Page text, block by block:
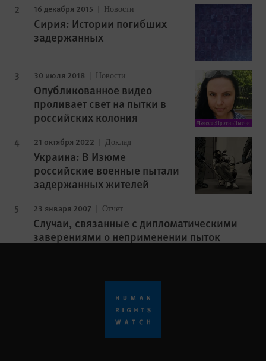
16 декабря 2015 Новости
Сирия: Истории погибших
задержанных
30 июля 2018 Новости
Опубликованное видео
проливает свет на пытки в
российских колония
21 октября 2022 Доклад
Украина: В Изюме
российские военные пытали
задержанных жителей
23 января 2007 Отчет
Случаи, связанные с дипломатическими
заверениями о неприменении пыток